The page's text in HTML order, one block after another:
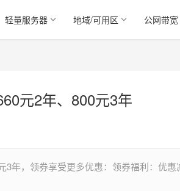
轻量服务器 地域/可用区 公网带宽
元2年、800元3年
3年，领券享受更多优惠：领券福利：优惠